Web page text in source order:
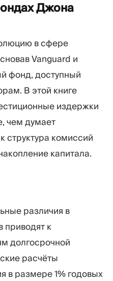
Джона
в сфере
Vanguard и
фонд, доступный
В этой книге
издержки
чем думает
структура комиссий
капитала.
различия в
приводят к
долгосрочной
расчёты
в размере 1% годовых